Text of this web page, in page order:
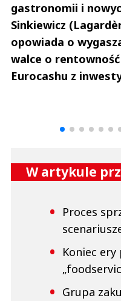
gastronomii i
Sinkiewicz
opowiada o
walce o
Eurocashu z
W artykule
Proces
Koniec ery
Grupa